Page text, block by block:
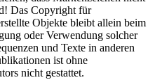
Das Copyright für
Objekte bleibt allein beim
oder Verwendung solcher
und Texte in anderen
ist ohne
nicht gestattet.